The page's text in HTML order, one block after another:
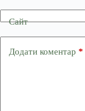
Сайт
Додати коментар *